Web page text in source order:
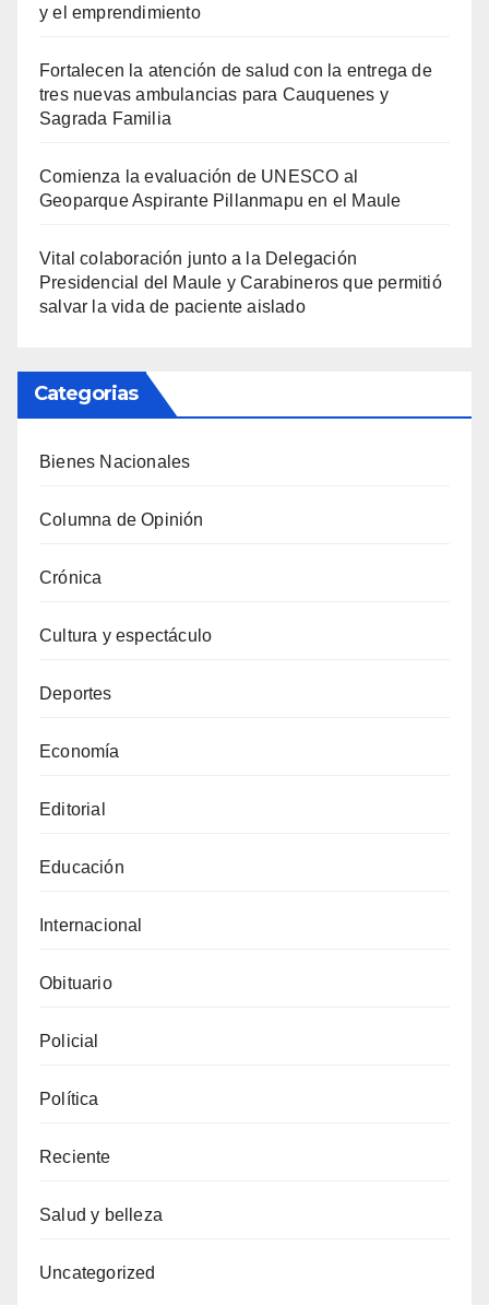
y el emprendimiento
Fortalecen la atención de salud con la entrega de
tres nuevas ambulancias para Cauquenes y
Sagrada Familia
Comienza la evaluación de UNESCO al
Geoparque Aspirante Pillanmapu en el Maule
Vital colaboración junto a la Delegación
Presidencial del Maule y Carabineros que permitió
salvar la vida de paciente aislado
Categorias
Bienes Nacionales
Columna de Opinión
Crónica
Cultura y espectáculo
Deportes
Economía
Editorial
Educación
Internacional
Obituario
Policial
Política
Reciente
Salud y belleza
Uncategorized